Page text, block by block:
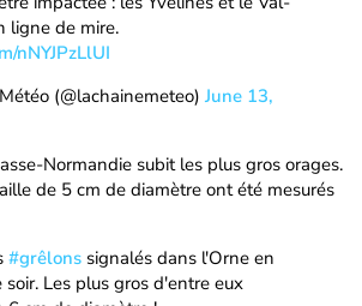
ligne de mire.
nNYJPzLlUI
(@lachainemeteo) June 13,
Normandie subit les plus gros orages.
de 5 cm de diamètre ont été mesurés
#grêlons signalés dans l'Orne en
soir. Les plus gros d'entre eux